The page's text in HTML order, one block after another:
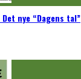
nye “Dagens tal”